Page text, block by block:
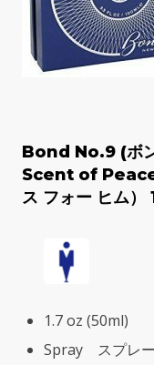
Bond No.9 (ボ
Scent of Peace
ス フォー ヒム
1.7 oz (50ml)
Spray スプレー